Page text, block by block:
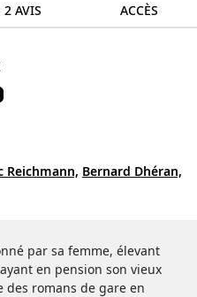
2 AVIS ACCÈS
Reichmann, Bernard Dhéran,
par sa femme, élevant
en pension son vieux
des romans de gare en